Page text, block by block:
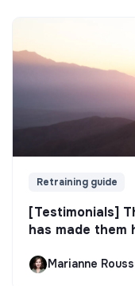
Retraining guide
[Testimonials]
has made them
Marianne